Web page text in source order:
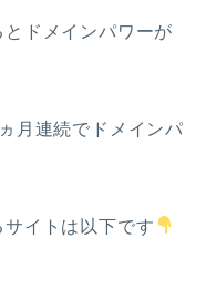
ドメインパワーが
月連続でドメインパ
サイトは以下です